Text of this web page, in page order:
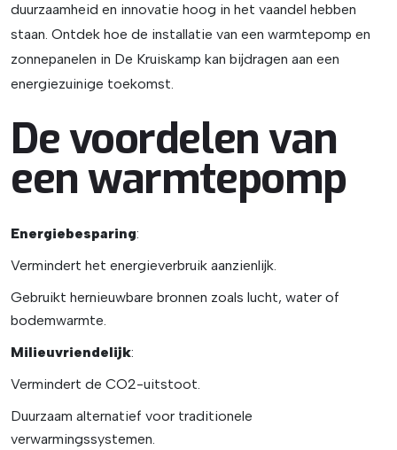
duurzaamheid en innovatie hoog in het vaandel hebben
staan. Ontdek hoe de installatie van een warmtepomp en
zonnepanelen in De Kruiskamp kan bijdragen aan een
energiezuinige toekomst.
De voordelen van
een warmtepomp
Energiebesparing:
Vermindert het energieverbruik aanzienlijk.
Gebruikt hernieuwbare bronnen zoals lucht, water of
bodemwarmte.
Milieuvriendelijk:
Vermindert de CO2-uitstoot.
Duurzaam alternatief voor traditionele
verwarmingssystemen.